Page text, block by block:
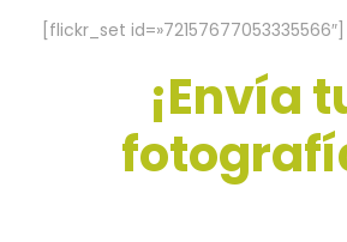
[flickr_set id=»72157677053335566″]
¡Envía